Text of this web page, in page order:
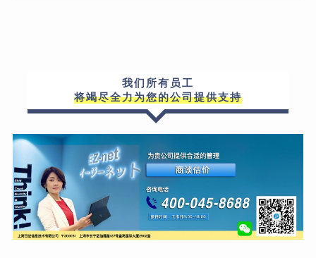
我们所有员工
将竭尽全力为您的公司提供支持